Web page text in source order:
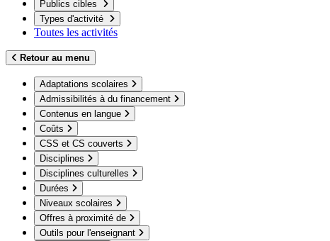
Publics cibles
Types d'activité
Toutes les activités
Retour au menu
Adaptations scolaires
Admissibilités à du financement
Contenus en langue
Coûts
CSS et CS couverts
Disciplines
Disciplines culturelles
Durées
Niveaux scolaires
Offres à proximité de
Outils pour l'enseignant